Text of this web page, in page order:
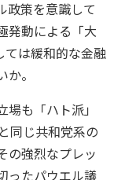
政策を意識して
発動による「大
ては緩和的な金融
。
も「ハト派」
同じ共和党系の
の強烈なプレッ
ったパウエル議